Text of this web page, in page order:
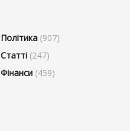
Політика (907)
Статті (247)
Фінанси (459)